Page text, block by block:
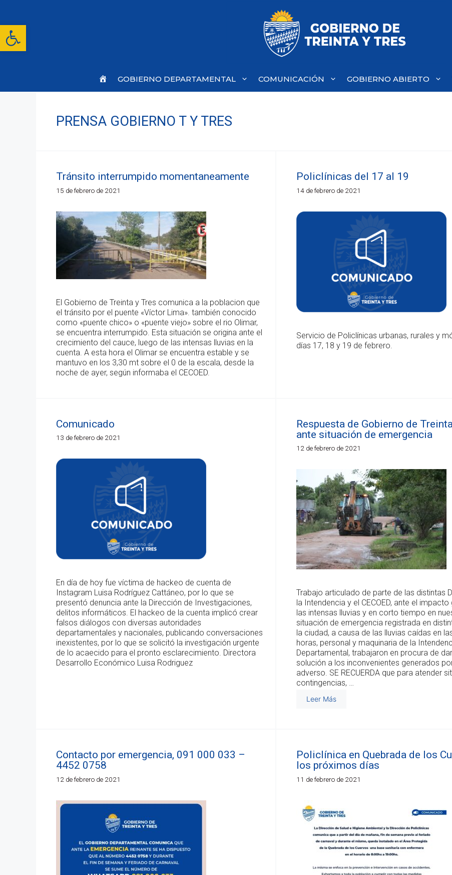
Abrir barra de herramientas
contenido
Inicio
GOBIERNO DEPARTAMENTAL COMUNICACIÓN GOBIERNO ABIERTO
PRENSA GOBIERNO T Y TRES
Tránsito interrumpido momentaneamente
15 de febrero de 2021
El Gobierno de Treinta y Tres comunica a la poblacion que
el tránsito por el puente «Víctor Lima». también conocido
como «puente chico» o «puente viejo» sobre el rio Olimar,
se encuentra interrumpido. Esta situación se origina ante el
crecimiento del cauce, luego de las intensas lluvias en la
cuenta. A esta hora el Olimar se encuentra estable y se
mantuvo en los 3,30 mt sobre el 0 de la escala, desde la
noche de ayer, según informaba el CECOED.
Policlínicas del 17 al 19
14 de febrero de 2021
Servicio de Policlínicas urbanas, rurales y
días 17, 18 y 19 de febrero.
Comunicado
13 de febrero de 2021
En día de hoy fue víctima de hackeo de cuenta de
Instagram Luisa Rodríguez Cattáneo, por lo que se
presentó denuncia ante la Dirección de Investigaciones,
delitos informáticos. El hackeo de la cuenta implicó crear
falsos diálogos con diversas autoridades
departamentales y nacionales, publicando conversaciones
inexistentes, por lo que se solicitó la investigación urgente
de lo acaecido para el pronto esclarecimiento. Directora
Desarrollo Económico Luisa Rodriguez
Respuesta de Gobierno de
ante situación de emergencia
12 de febrero de 2021
Trabajo articulado de parte de las distintas
la Intendencia y el CECOED, ante el
las intensas lluvias y en corto tiempo en
situación de emergencia registrada en
la ciudad, a causa de las lluvias caídas en
horas, personal y maquinaria de la
Departamental, trabajaron en procura de
solución a los inconvenientes generados
adverso. SE RECUERDA que para atender
contingencias, …
Leer Más
Contacto por emergencia, 091 000 033 –
4452 0758
12 de febrero de 2021
Policlínica en Quebrada de los
los próximos días
11 de febrero de 2021